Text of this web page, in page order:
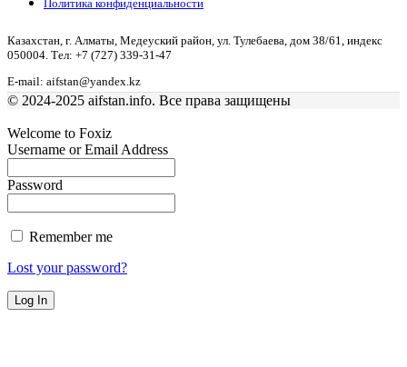
Политика конфиденциальности
Казахстан, г. Алматы, Медеуский район, ул. Тулебаева, дом 38/61, индекс
050004. Тел: +7 (727) 339-31-47
E-mail: aifstan@yandex.kz
© 2024-2025 aifstan.info. Все права защищены
Welcome to Foxiz
Username or Email Address
Password
Remember me
Lost your password?